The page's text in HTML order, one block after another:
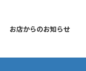
お店からのお知らせ